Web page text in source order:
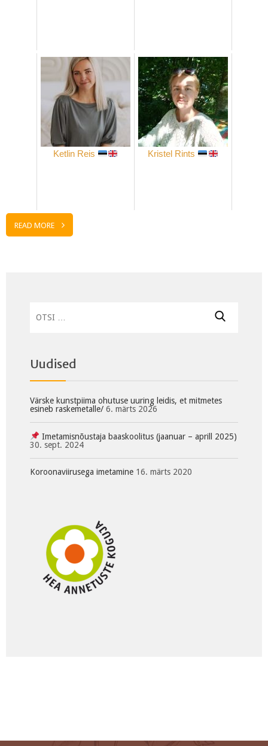
Ketlin Reis Kristel Rints
READ MORE
Uudised
Värske kunstpiima ohutuse uuring leidis, et mitmetes
esineb raskemetalle/ 6. märts 2026
Imetamisnõustaja baaskoolitus (jaanuar – aprill 2025)
30. sept. 2024
Koroonaviirusega imetamine 16. märts 2020